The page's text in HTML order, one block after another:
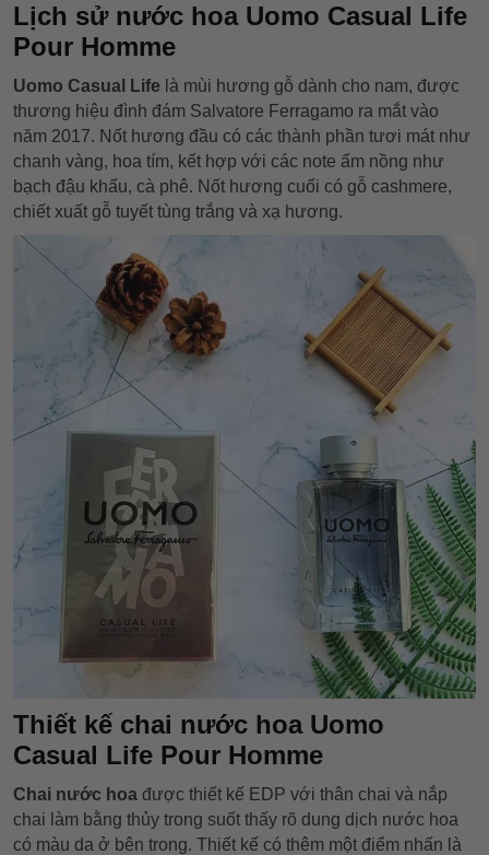
Lịch sử nước hoa Uomo Casual Life
Pour Homme
Uomo Casual Life là mùi hương gỗ dành cho nam, được
thương hiệu đình đám Salvatore Ferragamo ra mắt vào
năm 2017. Nốt hương đầu có các thành phần tươi mát như
chanh vàng, hoa tím, kết hợp với các note ấm nồng như
bạch đậu khấu, cà phê. Nốt hương cuối có gỗ cashmere,
chiết xuất gỗ tuyết tùng trắng và xạ hương.
Thiết kế chai nước hoa Uomo
Casual Life Pour Homme
Chai nước hoa được thiết kế EDP với thân chai và nắp
chai làm bằng thủy trong suốt thấy rõ dung dịch nước hoa
có màu da ở bên trong. Thiết kế có thêm một điểm nhấn là